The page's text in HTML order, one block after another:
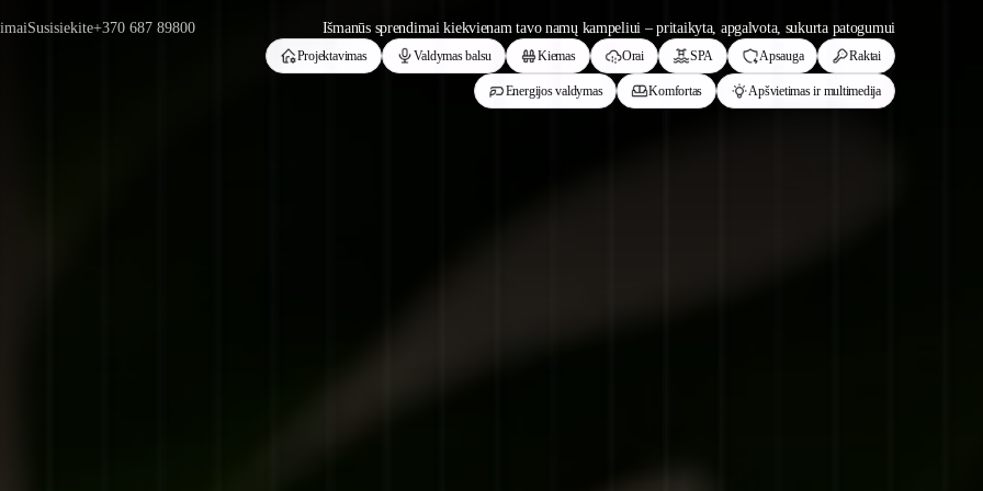
Susisiekite+370 687 89800 Išmanūs sprendimai kiekvienam tavo namų kampeliui – pritaikyta, apgalvota, sukurta patogumui
Projektavimas Valdymas balsu Kiemas Orai SPA Apsauga Raktai
Energijos valdymas Komfortas Apšvietimas ir multimedija